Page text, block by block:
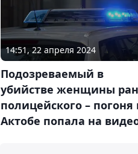
14:51, 22 апреля 2024
Подозреваемый в
убийстве женщины
полицейского – погоня
Актобе попала на